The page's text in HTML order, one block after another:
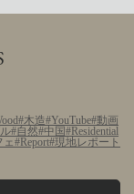
木造 YouTube 動画
自然 中国 Residential
ェ Report 現地レポート